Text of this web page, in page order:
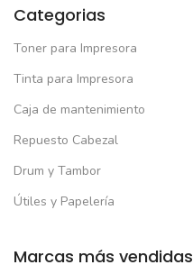
Categorias
Toner para Impresora
Tinta para Impresora
Caja de mantenimiento
Repuesto Cabezal
Drum y Tambor
Útiles y Papelería
Marcas más vendidas